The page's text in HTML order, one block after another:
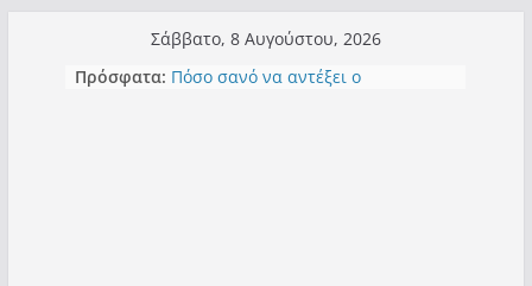
περιεχόμενο
Σάββατο, 8 Αυγούστου, 2026
Πρόσφατα:
Έρχεται Beer Festival & Walk in the
Sky στην Καστοριά;